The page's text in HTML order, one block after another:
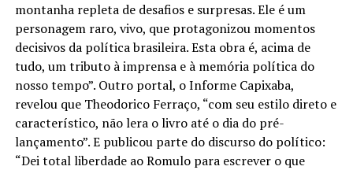
montanha repleta de desafios e surpresas. Ele é um
personagem raro, vivo, que protagonizou momentos
decisivos da política brasileira. Esta obra é, acima de
tudo, um tributo à imprensa e à memória política do
nosso tempo”. Outro portal, o Informe Capixaba,
revelou que Theodorico Ferraço, “com seu estilo direto e
característico, não lera o livro até o dia do pré-
lançamento”. E publicou parte do discurso do político:
“Dei total liberdade ao Romulo para escrever o que